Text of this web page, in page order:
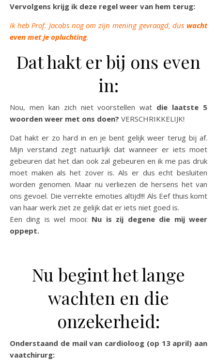
Vervolgens krijg ik deze regel weer van hem terug:
Ik heb Prof. Jacobs nog om zijn mening gevraagd, dus wacht
even met je opluchting.
Dat hakt er bij ons even
in:
Nou, men kan zich niet voorstellen wat die laatste 5
woorden weer met ons doen? VERSCHRIKKELIJK!
Dat hakt er zo hard in en je bent gelijk weer terug bij af.
Mijn verstand zegt natuurlijk dat wanneer er iets moet
gebeuren dat het dan ook zal gebeuren en ik me pas druk
moet maken als het zover is. Als er dus echt besluiten
worden genomen. Maar nu verliezen de hersens het van
ons gevoel. Die verrekte emoties altijd!!! Als Eef thuis komt
van haar werk ziet ze gelijk dat er iets niet goed is.
Een ding is wel mooi: Nu is zij degene die mij weer
oppept.
Nu begint het lange
wachten en die
onzekerheid:
Onderstaand de mail van cardioloog (op 13 april) aan
vaatchirurg: